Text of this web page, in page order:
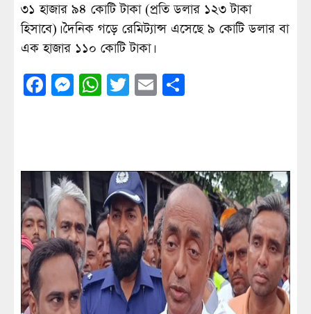
৩১ হাজার ৯৪ কোটি টাকা (প্রতি ডলার ১২৩ টাকা
হিসাবে)। দৈনিক গড়ে রেমিট্যান্স এসেছে ৯ কো‌টি ডলার বা
এক হাজার ১১০ কো‌টি টাকা।
Facebook
Messenger
WhatsApp
Twitter
Email